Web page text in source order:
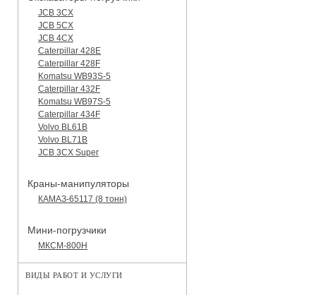
JCB 3CX
JCB 5CX
JCB 4CX
Caterpillar 428E
Caterpillar 428F
Komatsu WB93S-5
Caterpillar 432F
Komatsu WB97S-5
Caterpillar 434F
Volvo BL61B
Volvo BL71B
JCB 3CX Super
Краны-манипуляторы
КАМАЗ-65117 (8 тонн)
Мини-погрузчики
МКСМ-800H
ВИДЫ РАБОТ И УСЛУГИ